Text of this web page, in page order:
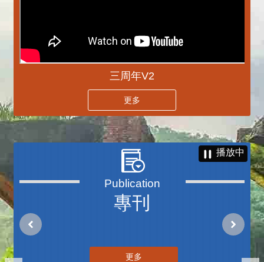
三周年V2
更多
專刊
播放中
更多